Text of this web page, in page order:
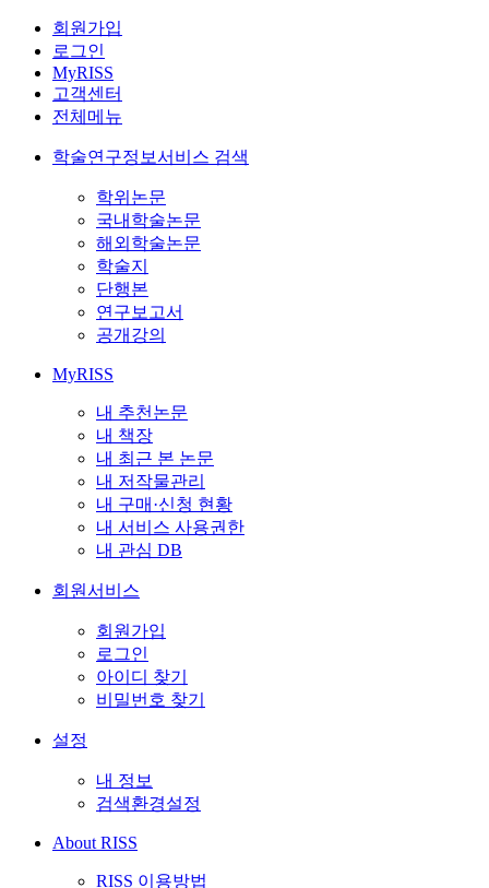
회원가입
로그인
MyRISS
고객센터
전체메뉴
학술연구정보서비스 검색
학위논문
국내학술논문
해외학술논문
학술지
단행본
연구보고서
공개강의
MyRISS
내 추천논문
내 책장
내 최근 본 논문
내 저작물관리
내 구매·신청 현황
내 서비스 사용권한
내 관심 DB
회원서비스
회원가입
로그인
아이디 찾기
비밀번호 찾기
설정
내 정보
검색환경설정
About RISS
RISS 이용방법